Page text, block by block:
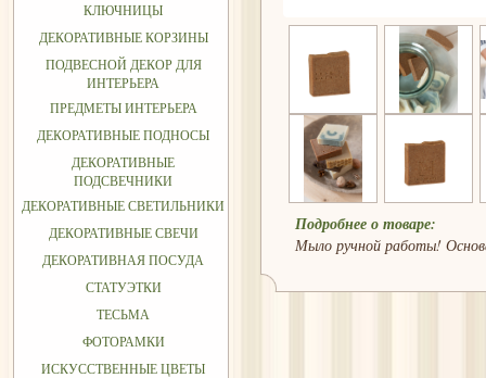
КЛЮЧНИЦЫ
ДЕКОРАТИВНЫЕ КОРЗИНЫ
ПОДВЕСНОЙ ДЕКОР ДЛЯ
ИНТЕРЬЕРА
ПРЕДМЕТЫ ИНТЕРЬЕРА
ДЕКОРАТИВНЫЕ ПОДНОСЫ
ДЕКОРАТИВНЫЕ
ПОДСВЕЧНИКИ
ДЕКОРАТИВНЫЕ СВЕТИЛЬНИКИ
ДЕКОРАТИВНЫЕ СВЕЧИ
ДЕКОРАТИВНАЯ ПОСУДА
СТАТУЭТКИ
ТЕСЬМА
ФОТОРАМКИ
ИСКУССТВЕННЫЕ ЦВЕТЫ
Подробнее о товаре:
Мыло ручной работы!